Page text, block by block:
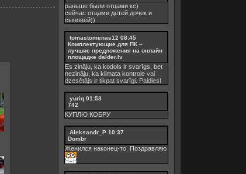
раньше были отцами кс)
сейчас отцами детей дочек и
сыновей))
tomastomenas12 08:45
Комплектующие для ПК –
лучшие предложения на онлайн
площадке dalder.lv
Es zināju, ka kodols ir svarīgs, bet
nezināju, ka klimata kontrole vai
dzesētājs ir tikpat svarīgi. Paldies!
yuriq 01:53
742
КУПЛЮ КОБРУ
Aleksandr_P 10:37
Dombr
Женился наконец-то. Поздравляю